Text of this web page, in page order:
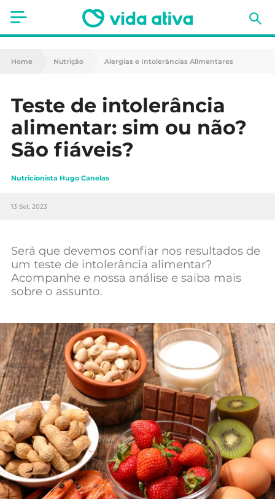
Saúde
Nutrição
Receitas
Fitness
Mães e Bebés
Home Nutrição Alergias e Intolerâncias Alimentares
Teste de intolerância
alimentar: sim ou não?
São fiáveis?
Nutricionista Hugo Canelas
13 Set, 2023
Será que devemos confiar nos resultados de
um teste de intolerância alimentar?
Acompanhe e nossa análise e saiba mais
sobre o assunto.